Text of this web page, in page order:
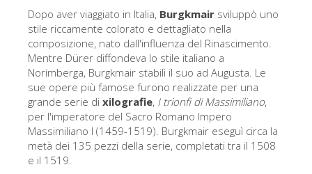
Musei di Firenze
Museo nazionale del Bargello
Galleria dell'Accademia
Galleria Palatina
Museo delle Cappelle Medicee
Museo di san Marco
Dopo aver viaggiato in Italia, Burgkmair sviluppò uno
stile riccamente colorato e dettagliato nella
composizione, nato dall'influenza del Rinascimento.
Mentre Dürer diffondeva lo stile italiano a
Norimberga, Burgkmair stabilì il suo ad Augusta. Le
sue opere più famose furono realizzate per una
grande serie di xilografie, I trionfi di Massimiliano,
per l'imperatore del Sacro Romano Impero
Massimiliano I (1459-1519). Burgkmair eseguì circa la
metà dei 135 pezzi della serie, completati tra il 1508
e il 1519.